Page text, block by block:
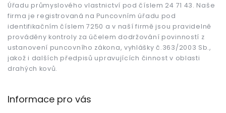
Úřadu průmyslového vlastnictví pod číslem 24 71 43. Naše
firma je registrovaná na Puncovním úřadu pod
identifikačním číslem 7250 a v naší firmě jsou pravidelně
prováděny kontroly za účelem dodržování povinností z
ustanovení puncovního zákona, vyhlášky č.363/2003 Sb.,
jakož i dalších předpisů upravujících činnost v oblasti
drahých kovů.
Informace pro vás